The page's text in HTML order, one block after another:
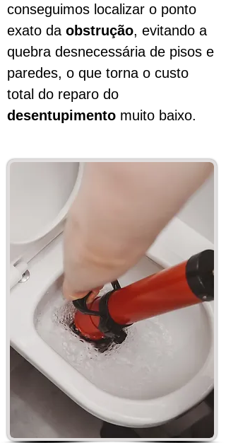
conseguimos localizar o ponto
exato da obstrução, evitando a
quebra desnecessária de pisos e
paredes, o que torna o custo
total do reparo do
desentupimento muito baixo.